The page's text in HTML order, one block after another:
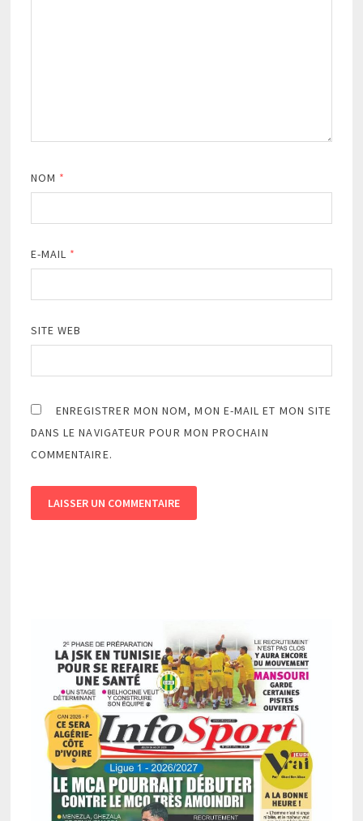
NOM *
E-MAIL *
SITE WEB
ENREGISTRER MON NOM, MON E-MAIL ET MON SITE
DANS LE NAVIGATEUR POUR MON PROCHAIN
COMMENTAIRE.